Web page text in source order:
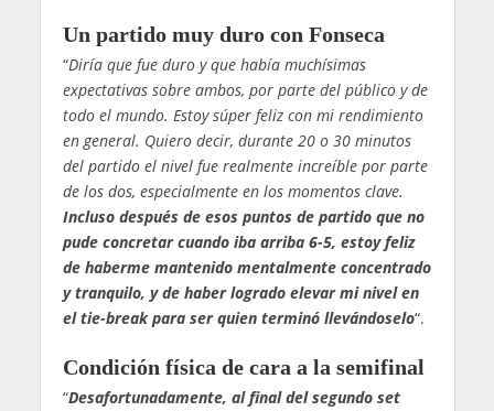
Un partido muy duro con Fonseca
“Diría que fue duro y que había muchísimas
expectativas sobre ambos, por parte del público y de
todo el mundo. Estoy súper feliz con mi rendimiento
en general. Quiero decir, durante 20 o 30 minutos
del partido el nivel fue realmente increíble por parte
de los dos, especialmente en los momentos clave.
Incluso después de esos puntos de partido que no
pude concretar cuando iba arriba 6-5, estoy feliz
de haberme mantenido mentalmente concentrado
y tranquilo, y de haber logrado elevar mi nivel en
el tie-break para ser quien terminó llevándoselo“.
Condición física de cara a la semifinal
“Desafortunadamente, al final del segundo set